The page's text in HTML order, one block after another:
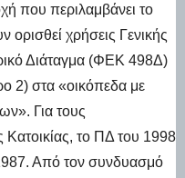
που περιλαμβάνει το
χρήσεις Γενικής
Διάταγμα (ΦΕΚ 498Δ)
2) στα «οικόπεδα με
Για τους
Κατοικίας, το ΠΔ του 1998
Από τον συνδυασμό